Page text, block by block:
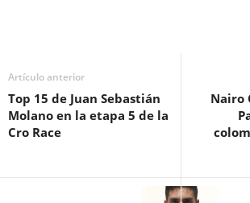
Artículo anterior
Top 15 de Juan Sebastián
Molano en la etapa 5 de la
Cro Race
Nairo